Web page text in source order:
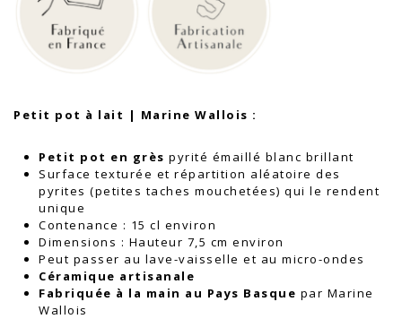
Marine
Wallois
Petit pot à lait | Marine Wallois :
Petit pot en grès pyrité émaillé blanc brillant
Surface texturée et répartition aléatoire des
pyrites (petites taches mouchetées) qui le rendent
unique
Contenance : 15 cl environ
Dimensions : Hauteur 7,5 cm environ
Peut passer au lave-vaisselle et au micro-ondes
Céramique artisanale
Fabriquée à la main au Pays Basque par Marine
Wallois